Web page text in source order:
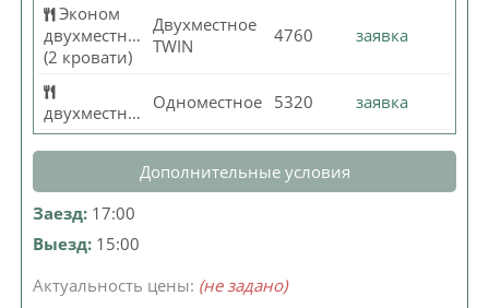
Эконом
двухместный
(2 кровати)
Двухместное
TWIN
4760 заявка
двухместный Одноместное 5320 заявка
Дополнительные условия
Заезд: 17:00
Выезд: 15:00
Актуальность цены: (не задано)